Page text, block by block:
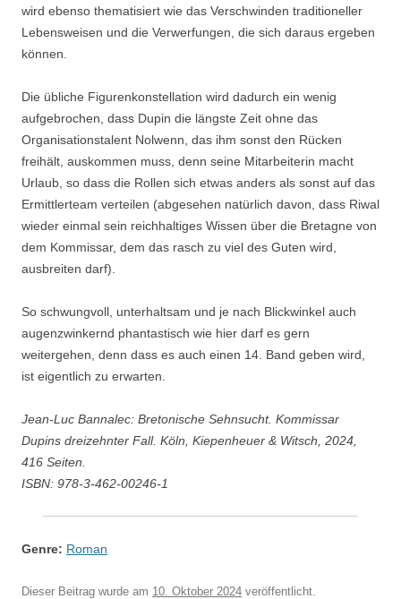
wird ebenso thematisiert wie das Verschwinden traditioneller
Lebensweisen und die Verwerfungen, die sich daraus ergeben
können.
Die übliche Figurenkonstellation wird dadurch ein wenig
aufgebrochen, dass Dupin die längste Zeit ohne das
Organisationstalent Nolwenn, das ihm sonst den Rücken
freihält, auskommen muss, denn seine Mitarbeiterin macht
Urlaub, so dass die Rollen sich etwas anders als sonst auf das
Ermittlerteam verteilen (abgesehen natürlich davon, dass Riwal
wieder einmal sein reichhaltiges Wissen über die Bretagne von
dem Kommissar, dem das rasch zu viel des Guten wird,
ausbreiten darf).
So schwungvoll, unterhaltsam und je nach Blickwinkel auch
augenzwinkernd phantastisch wie hier darf es gern
weitergehen, denn dass es auch einen 14. Band geben wird,
ist eigentlich zu erwarten.
Jean-Luc Bannalec: Bretonische Sehnsucht. Kommissar
Dupins dreizehnter Fall. Köln, Kiepenheuer & Witsch, 2024,
416 Seiten.
ISBN: 978-3-462-00246-1
Genre: Roman
Dieser Beitrag wurde am 10. Oktober 2024 veröffentlicht.